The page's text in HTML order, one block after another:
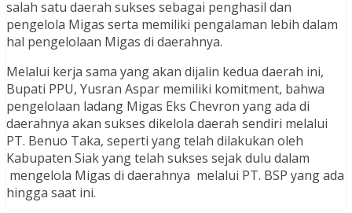
salah satu daerah sukses sebagai penghasil dan
pengelola Migas serta memiliki pengalaman lebih dalam
hal pengelolaan Migas di daerahnya.
Melalui kerja sama yang akan dijalin kedua daerah ini,
Bupati PPU, Yusran Aspar memiliki komitment, bahwa
pengelolaan ladang Migas Eks Chevron yang ada di
daerahnya akan sukses dikelola daerah sendiri melalui
PT. Benuo Taka, seperti yang telah dilakukan oleh
Kabupaten Siak yang telah sukses sejak dulu dalam
mengelola Migas di daerahnya melalui PT. BSP yang ada
hingga saat ini.